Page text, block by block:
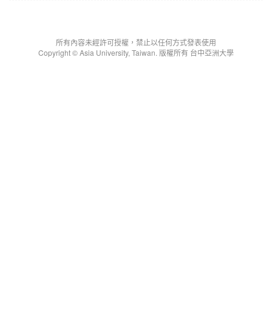
所有內容未經許可授權，禁止以任何方式發表使用
Copyright © Asia University, Taiwan. 版權所有 台中亞洲大學